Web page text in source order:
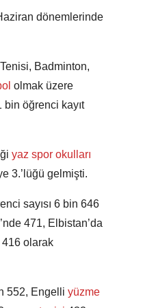
dönemlerinde
Badminton,
olmak üzere
öğrenci kayıt
yaz spor okulları
3.’lüğü gelmişti.
sayısı 6 bin 646
471, Elbistan’da
416 olarak
552, Engelli yüzme